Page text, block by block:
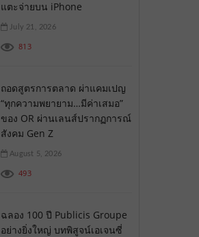
แตะจ่ายบน iPhone
July 21, 2026
813
ถอดสูตรการตลาด ผ่าแคมเปญ
“ทุกความพยายาม…มีค่าเสมอ”
ของ OR ผ่านเลนส์ปรากฏการณ์
สังคม Gen Z
August 5, 2026
493
ฉลอง 100 ปี Publicis Groupe
อย่างยิ่งใหญ่ บทพิสูจน์เอเจนซี่